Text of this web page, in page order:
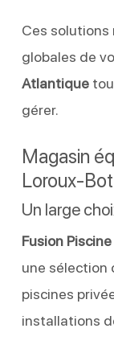
Ces
globales de
Atlantique
gérer.
Magasin
Loroux-
Un large
Fusion
une sélection
piscines
installations